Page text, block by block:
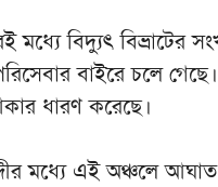
বিদ্যুৎ বিভ্রাটের
বাইরে চলে গেছে।
ধারণ করেছে।
মধ্যে এই অঞ্চলে আঘাত